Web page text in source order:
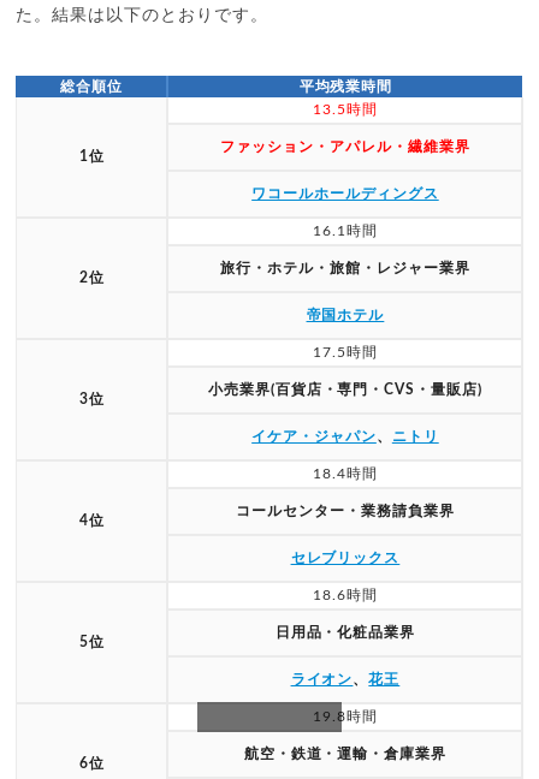
た。結果は以下のとおりです。
総合順位 平均残業時間
1位
13.5時間
ファッション・アパレル・繊維業界
ワコールホールディングス
2位
16.1時間
旅行・ホテル・旅館・レジャー業界
帝国ホテル
3位
17.5時間
小売業界(百貨店・専門・CVS・量販店)
イケア・ジャパン、 ニトリ
4位
18.4時間
コールセンター・業務請負業界
セレブリックス
5位
18.6時間
日用品・化粧品業界
ライオン、花王
6位
19.8時間
航空・鉄道・運輸・倉庫業界
スクロールできます